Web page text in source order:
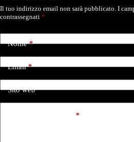
Il tuo indirizzo email non sarà pubblicato. I
contrassegnati *
Nome*
Email*
Sito web
*